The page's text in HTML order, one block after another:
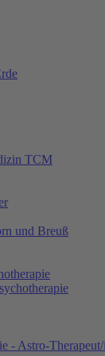
TCM
und Breuß
- Astro-